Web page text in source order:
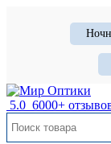
5.0 6000+